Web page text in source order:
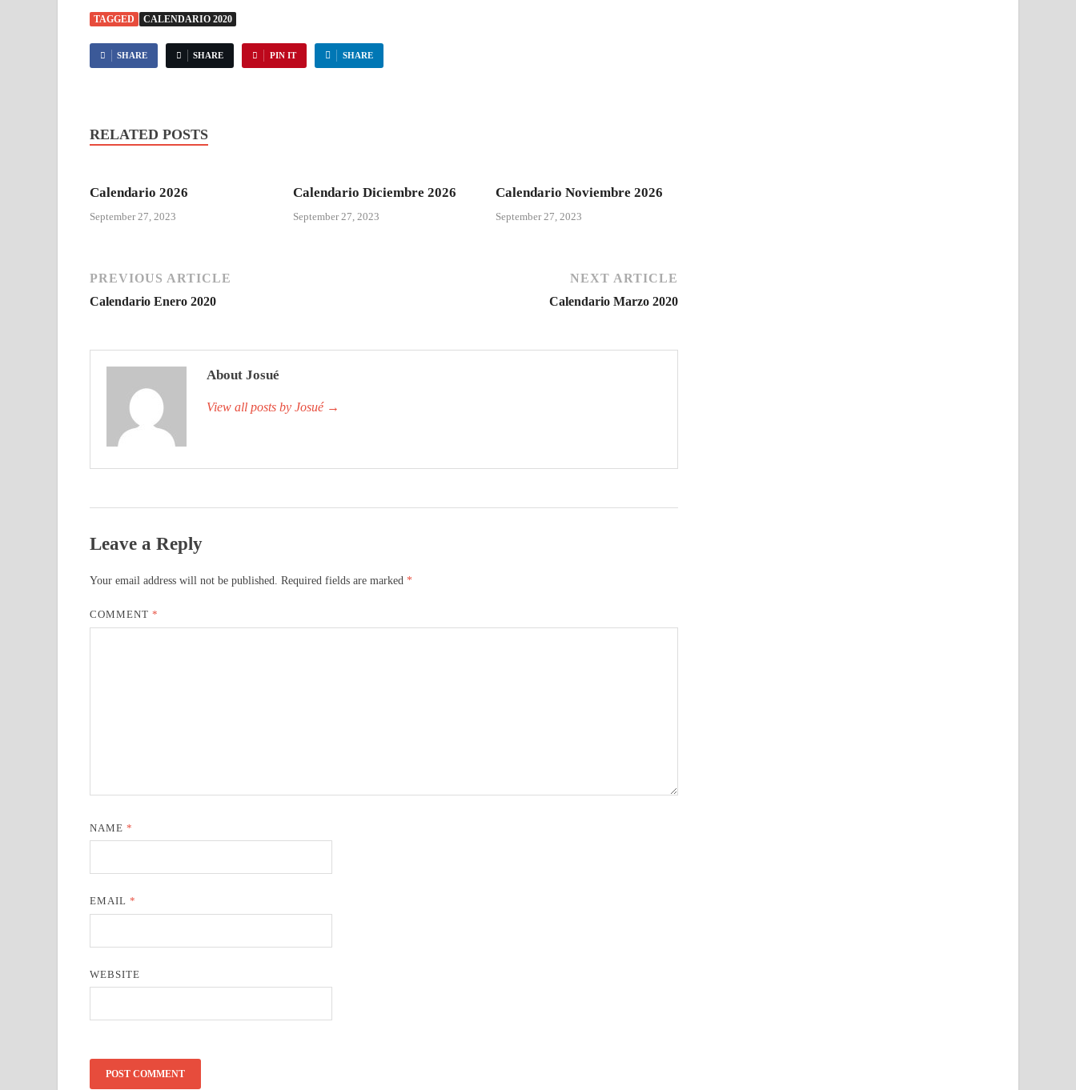
TAGGED CALENDARIO 2020
SHARE SHARE PIN IT SHARE
RELATED POSTS
Calendario 2026
September 27, 2023
Calendario Diciembre 2026
September 27, 2023
Calendario Noviembre 2026
September 27, 2023
PREVIOUS ARTICLE
Calendario Enero 2020
NEXT ARTICLE
Calendario Marzo 2020
About Josué
View all posts by Josué →
Leave a Reply
Your email address will not be published. Required fields are marked *
COMMENT*
NAME*
EMAIL*
WEBSITE